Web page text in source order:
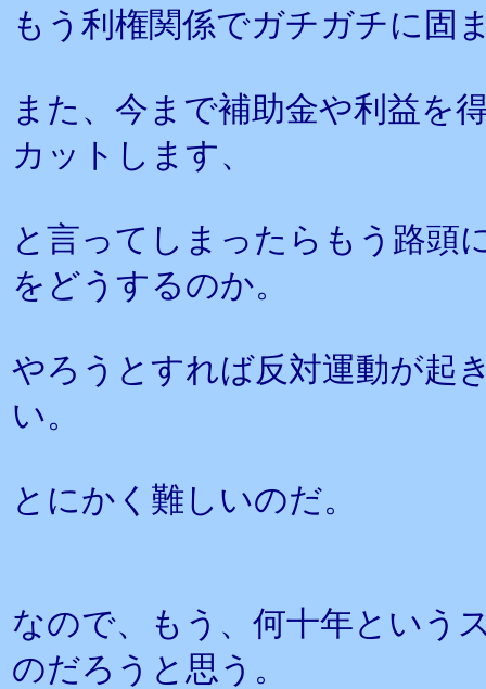
もう利権関係でガチガチに固
また、今まで補助金や利益を
カットします、
と言ってしまったらもう路頭
をどうするのか。
やろうとすれば反対運動が起
い。
とにかく難しいのだ。
なので、もう、何十年という
のだろうと思う。